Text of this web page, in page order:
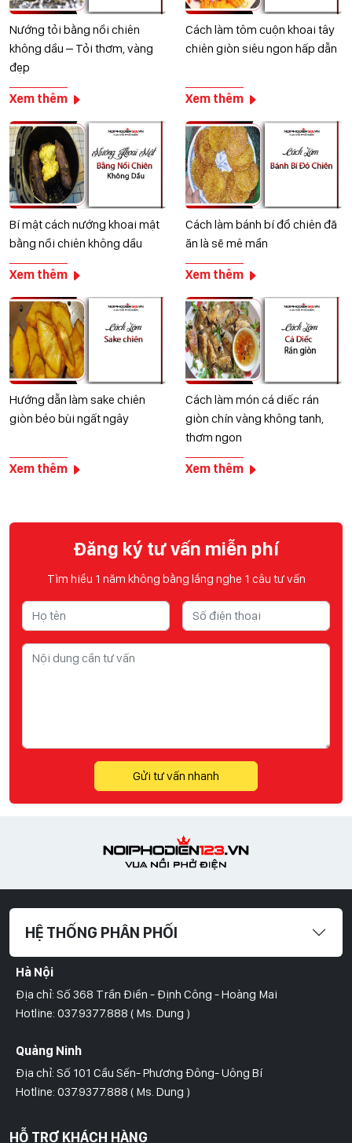
Nướng tỏi bằng nồi chiên
không dầu – Tỏi thơm, vàng
đẹp
Xem thêm
Cách làm tôm cuộn khoai tây
chiên giòn siêu ngon hấp dẫn
Xem thêm
Bí mật cách nướng khoai mật
bằng nồi chiên không dầu
Xem thêm
Cách làm bánh bí đổ chiên đã
ăn là sẽ mê mẩn
Xem thêm
Hướng dẫn làm sake chiên
giòn béo bùi ngất ngây
Xem thêm
Cách làm món cá diếc rán
giòn chín vàng không tanh,
thơm ngon
Xem thêm
Đăng ký tư vấn miễn phí
Tìm hiểu 1 năm không bằng lắng nghe 1 câu tư vấn
Gửi tư vấn nhanh
HỆ THỐNG PHÂN PHỐI
Hà Nội
Địa chỉ: Số 368 Trần Điền - Định Công - Hoàng Mai
Hotline: 037.9377.888 ( Ms. Dung )
Quảng Ninh
Địa chỉ: Số 101 Cầu Sến- Phương Đông- Uông Bí
Hotline: 037.9377.888 ( Ms. Dung )
Hồ Chí Minh
HỖ TRỢ KHÁCH HÀNG